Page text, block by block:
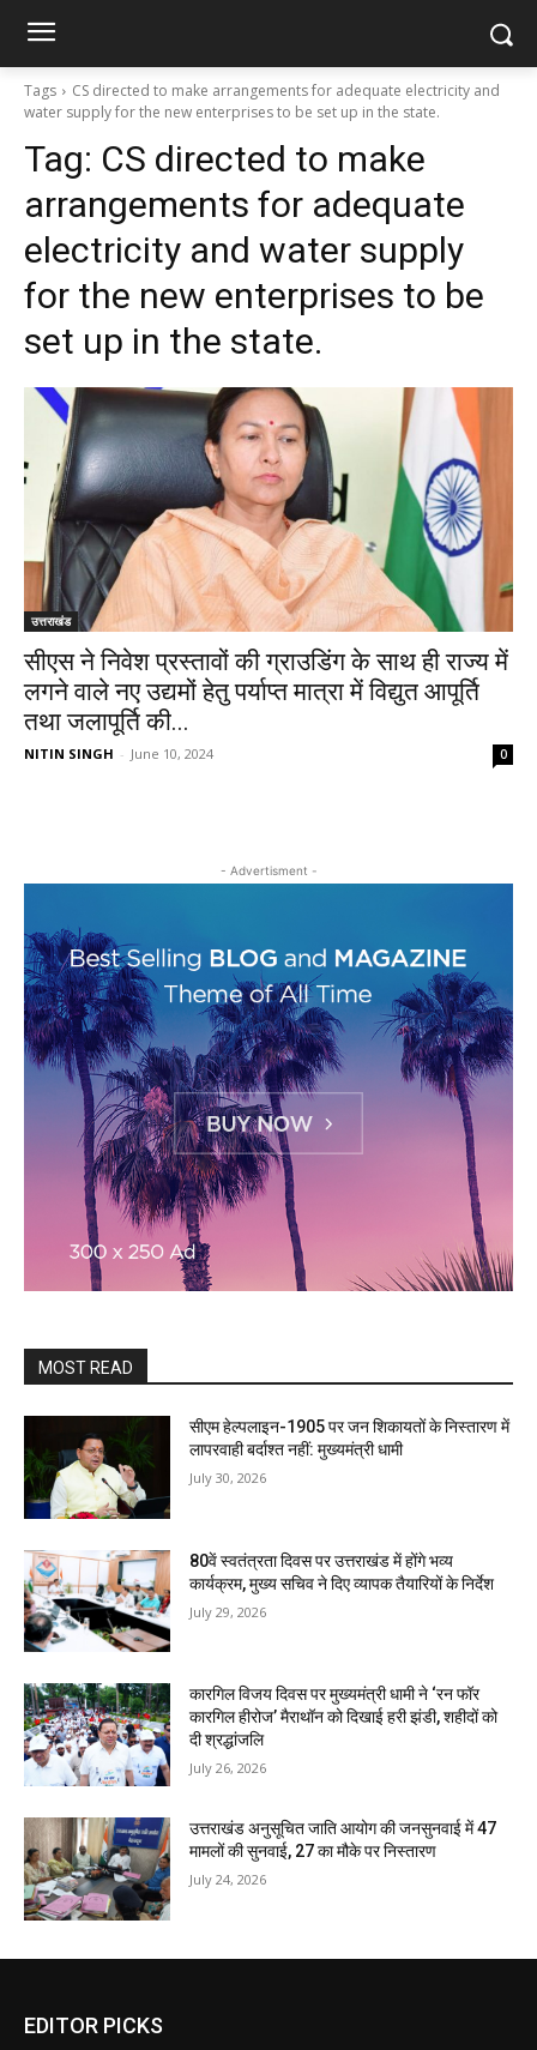
Tags
CS directed to make arrangements for adequate electricity and
water supply for the new enterprises to be set up in the state.
Tag: CS directed to make
arrangements for adequate
electricity and water supply
for the new enterprises to be
set up in the state.
उत्तराखंड
सीएस ने निवेश प्रस्तावों की ग्राउडिंग के साथ ही राज्य में
लगने वाले नए उद्यमों हेतु पर्याप्त मात्रा में विद्युत आपूर्ति
तथा जलापूर्ति की...
NITIN SINGH - June 10, 2024 0
- Advertisment -
MOST READ
सीएम हेल्पलाइन-1905 पर जन शिकायतों के निस्तारण में
लापरवाही बर्दाश्त नहीं: मुख्यमंत्री धामी
July 30, 2026
80वें स्वतंत्रता दिवस पर उत्तराखंड में होंगे भव्य
कार्यक्रम, मुख्य सचिव ने दिए व्यापक तैयारियों के निर्देश
July 29, 2026
कारगिल विजय दिवस पर मुख्यमंत्री धामी ने ‘रन फॉर
कारगिल हीरोज’ मैराथॉन को दिखाई हरी झंडी, शहीदों को
दी श्रद्धांजलि
July 26, 2026
उत्तराखंड अनुसूचित जाति आयोग की जनसुनवाई में 47
मामलों की सुनवाई, 27 का मौके पर निस्तारण
July 24, 2026
EDITOR PICKS